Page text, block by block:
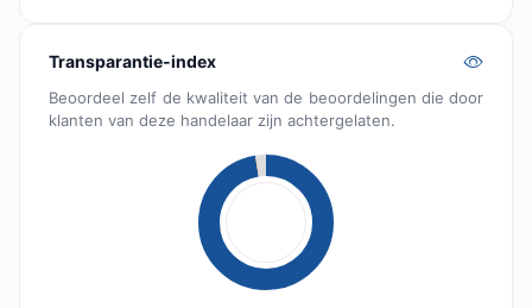
Transparantie-index
Beoordeel zelf de kwaliteit van de beoordelingen die door
klanten van deze handelaar zijn achtergelaten.